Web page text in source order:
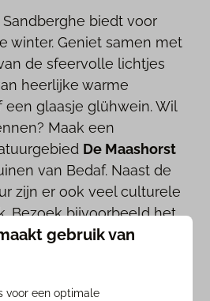
biedt voor
winter. Geniet samen met
de sfeervolle lichtjes
heerlijke warme
glaasje glühwein. Wil
Maak een
De Maashorst
van Bedaf. Naast de
zijn er ook veel culturele
Bezoek bijvoorbeeld het
of beklimDe Sint-
gebruik van
voor een optimale